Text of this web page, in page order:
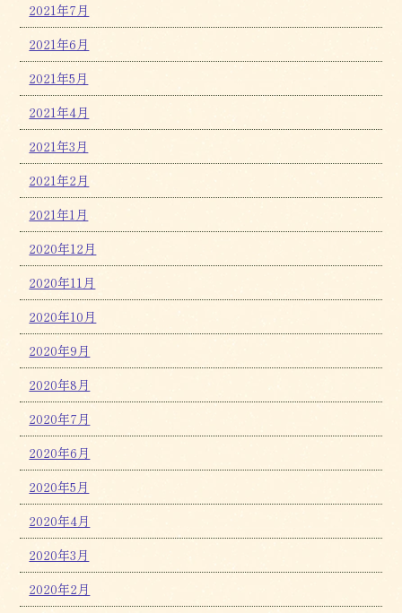
2021年7月
2021年6月
2021年5月
2021年4月
2021年3月
2021年2月
2021年1月
2020年12月
2020年11月
2020年10月
2020年9月
2020年8月
2020年7月
2020年6月
2020年5月
2020年4月
2020年3月
2020年2月